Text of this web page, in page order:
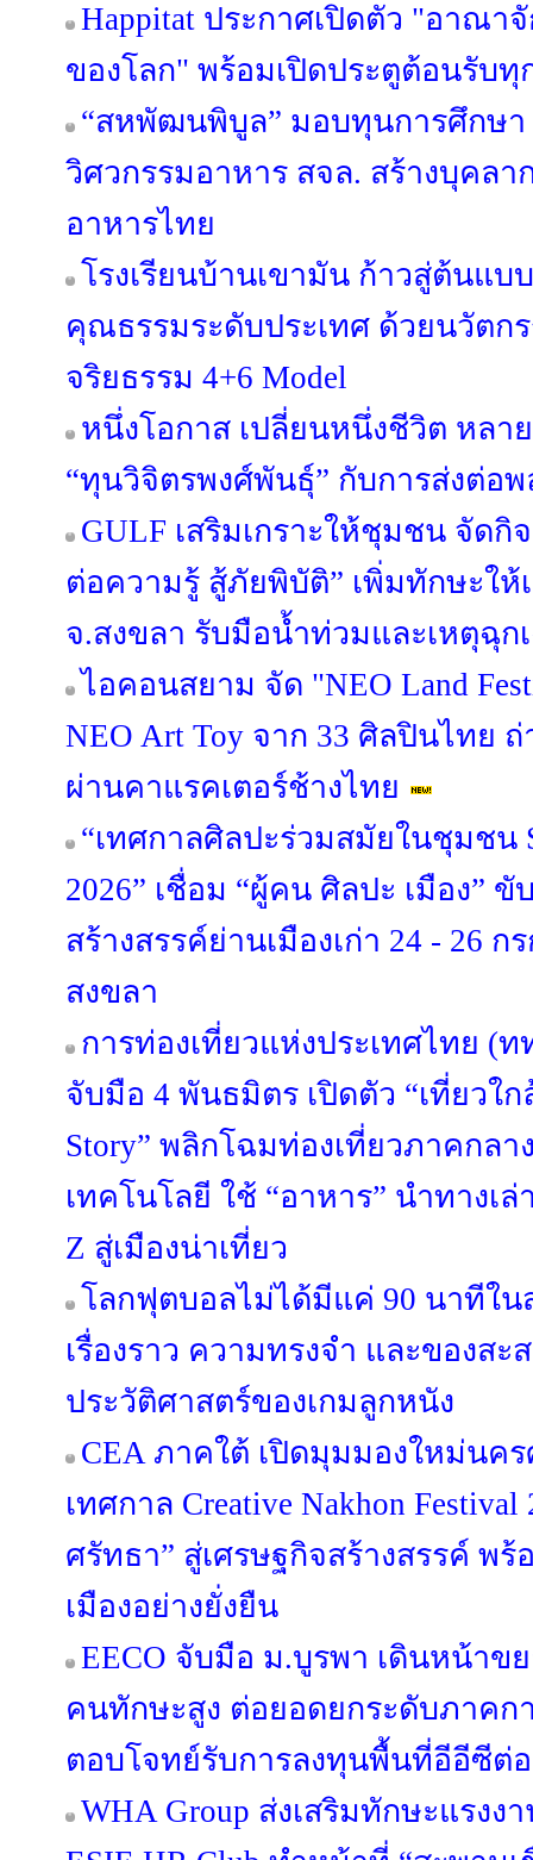
Happitat ประกาศเปิดตัว "อาณ
ของโลก" พร้อมเปิดประตูต้อนรับ
“สหพัฒนพิบูล” มอบทุนการศึกษ
วิศวกรรมอาหาร สจล. สร้างบุคล
อาหารไทย
โรงเรียนบ้านเขามัน ก้าวสู่ต้นแบบ
คุณธรรมระดับประเทศ ด้วยนวัต
จริยธรรม 4+6 Model
หนึ่งโอกาส เปลี่ยนหนึ่งชีวิต หลา
“ทุนวิจิตรพงศ์พันธุ์” กับการส่งต่อ
GULF เสริมเกราะให้ชุมชน จัดกิ
ต่อความรู้ สู้ภัยพิบัติ” เพิ่มทักษะให้
จ.สงขลา รับมือน้ำท่วมและเหตุฉุก
ไอคอนสยาม จัด "NEO Land
NEO Art Toy จาก 33 ศิลปินไทย
ผ่านคาแรคเตอร์ช้างไทย
“เทศกาลศิลปะร่วมสมัยในชุมชน
2026” เชื่อม “ผู้คน ศิลปะ เมือง” ขั
สร้างสรรค์ย่านเมืองเก่า 24 - 26
สงขลา
การท่องเที่ยวแห่งประเทศไทย (
จับมือ 4 พันธมิตร เปิดตัว “เที่ยวใก
Story” พลิกโฉมท่องเที่ยวภาคกลา
เทคโนโลยี ใช้ “อาหาร” นำทางเล่
Z สู่เมืองน่าเที่ยว
โลกฟุตบอลไม่ได้มีแค่ 90 นาทีใน
เรื่องราว ความทรงจำ และของสะ
ประวัติศาสตร์ของเกมลูกหนัง
CEA ภาคใต้ เปิดมุมมองใหม่นค
เทศกาล Creative Nakhon
ศรัทธา” สู่เศรษฐกิจสร้างสรรค์ พ
เมืองอย่างยั่งยืน
EECO จับมือ ม.บูรพา เดินหน้า
คนทักษะสูง ต่อยอดยกระดับภาคก
ตอบโจทย์รับการลงทุนพื้นที่อีอีซีต่อ
WHA Group ส่งเสริมทักษะแรง